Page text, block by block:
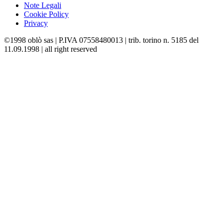
Note Legali
Cookie Policy
Privacy
©1998 oblò sas | P.IVA 07558480013 | trib. torino n. 5185 del
11.09.1998 | all right reserved